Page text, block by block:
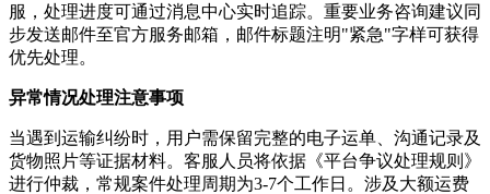
服，处理进度可通过消息中心实时追踪。重要业务咨询建议同
步发送邮件至官方服务邮箱，邮件标题注明"紧急"字样可获得
优先处理。
异常情况处理注意事项
当遇到运输纠纷时，用户需保留完整的电子运单、沟通记录及
货物照片等证据材料。客服人员将依据《平台争议处理规则》
进行仲裁，常规案件处理周期为3-7个工作日。涉及大额运费